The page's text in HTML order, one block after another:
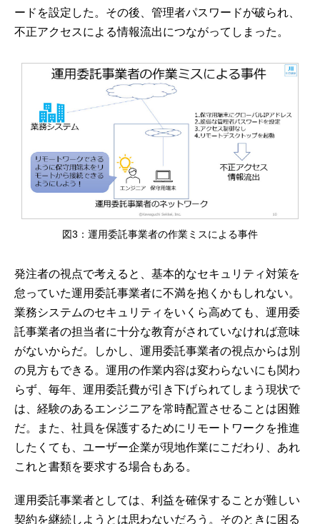
ードを設定した。その後、管理者パスワードが破られ、
不正アクセスによる情報流出につながってしまった。
図3：運用委託事業者の作業ミスによる事件
発注者の視点で考えると、基本的なセキュリティ対策を
怠っていた運用委託事業者に不満を抱くかもしれない。
業務システムのセキュリティをいくら高めても、運用委
託事業者の担当者に十分な教育がされていなければ意味
がないからだ。しかし、運用委託事業者の視点からは別
の見方もできる。運用の作業内容は変わらないにも関わ
らず、毎年、運用委託費が引き下げられてしまう現状で
は、経験のあるエンジニアを常時配置させることは困難
だ。また、社員を保護するためにリモートワークを推進
したくても、ユーザー企業が現地作業にこだわり、あれ
これと書類を要求する場合もある。
運用委託事業者としては、利益を確保することが難しい
契約を継続しようとは思わないだろう。そのときに困る